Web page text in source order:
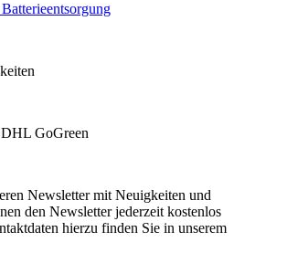
Newsletter mit Neuigkeiten und
den Newsletter jederzeit kostenlos
hierzu finden Sie in unserem